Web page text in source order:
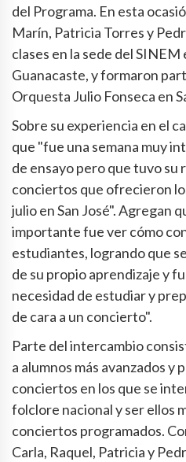
del Programa. En esta
Marín, Patricia Torres y
clases en la sede del
Guanacaste, y formaron
Orquesta Julio Fonseca en
Sobre su experiencia en el
que "fue una semana muy
de ensayo pero que tuvo su
conciertos que ofrecieron
julio en San José". Agregan
importante fue ver cómo
estudiantes, logrando que
de su propio aprendizaje y
necesidad de estudiar y
de cara a un concierto".
Parte del intercambio
a alumnos más avanzados y
conciertos en los que se
folclore nacional y ser ellos
conciertos programados.
Carla, Raquel, Patricia y